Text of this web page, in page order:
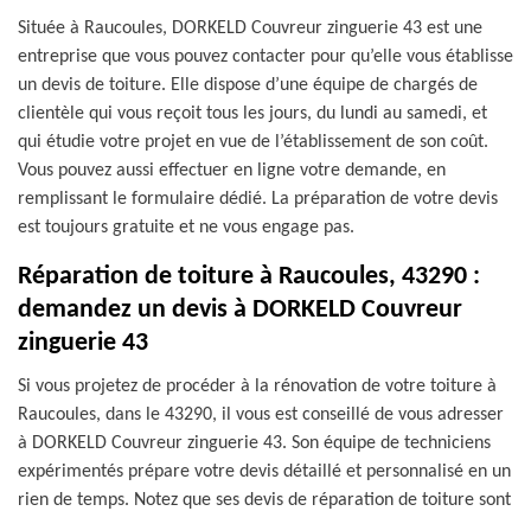
Située à Raucoules, DORKELD Couvreur zinguerie 43 est une
entreprise que vous pouvez contacter pour qu’elle vous établisse
un devis de toiture. Elle dispose d’une équipe de chargés de
clientèle qui vous reçoit tous les jours, du lundi au samedi, et
qui étudie votre projet en vue de l’établissement de son coût.
Vous pouvez aussi effectuer en ligne votre demande, en
remplissant le formulaire dédié. La préparation de votre devis
est toujours gratuite et ne vous engage pas.
Réparation de toiture à Raucoules, 43290 :
demandez un devis à DORKELD Couvreur
zinguerie 43
Si vous projetez de procéder à la rénovation de votre toiture à
Raucoules, dans le 43290, il vous est conseillé de vous adresser
à DORKELD Couvreur zinguerie 43. Son équipe de techniciens
expérimentés prépare votre devis détaillé et personnalisé en un
rien de temps. Notez que ses devis de réparation de toiture sont